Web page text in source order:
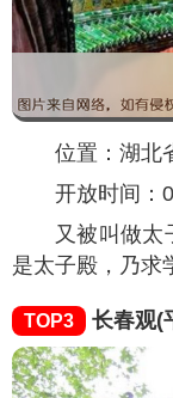
位置：湖北
开放时间：
又被叫做太
是太子殿，乃求
TOP3 长春观(